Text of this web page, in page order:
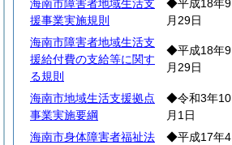
海南市障害者地域生活支
援事業実施規則
◆平成18年9
月29日
海南市障害者地域生活支
援給付費の支給等に関す
る規則
◆平成18年9
月29日
海南市地域生活支援拠点
事業実施要綱
◆令和3年10
月1日
海南市身体障害者福祉法
◆平成17年4